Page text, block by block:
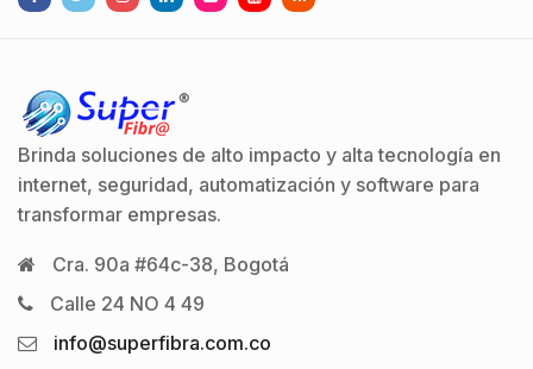
Brinda soluciones de alto impacto y alta tecnología en
internet, seguridad, automatización y software para
transformar empresas.
Cra. 90a #64c-38, Bogotá
Calle 24 NO 4 49
info@superfibra.com.co